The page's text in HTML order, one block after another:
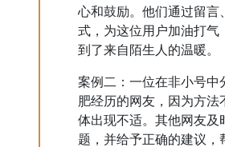
心和鼓励。他们通过留言
式，为这位用户加油打气
到了来自陌生人的温暖。
案例二：一位在非小号中
肥经历的网友，因为方法
体出现不适。其他网友及
题，并给予正确的建议，